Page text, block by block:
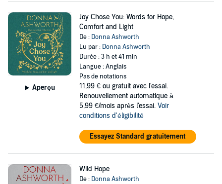
Aperçu
Joy Chose You: Words for Hope,
Comfort and Light
De : Donna Ashworth
Lu par : Donna Ashworth
Durée : 3 h et 41 min
Langue : Anglais
Pas de notations
11,99 € ou gratuit avec l'essai.
Renouvellement automatique à
5,99 €/mois après l'essai. Voir
conditions d'éligibilité
Essayez Standard gratuitement
Wild Hope
De : Donna Ashworth